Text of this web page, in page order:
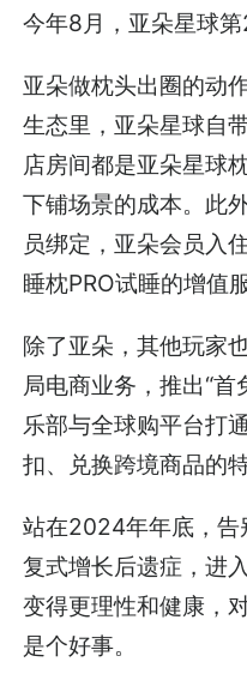
今年8月，亚朵星球第
亚朵做枕头出圈的动
生态里，亚朵星球自
店房间都是亚朵星球
下铺场景的成本。此
员绑定，亚朵会员入
睡枕PRO试睡的增值服
除了亚朵，其他玩家
局电商业务，推出“首
乐部与全球购平台打
扣、兑换跨境商品的特
站在2024年年底，告
复式增长后遗症，进
变得更理性和健康，
是个好事。